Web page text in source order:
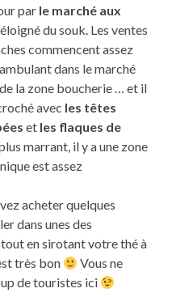
par le marché aux
du souk. Les ventes
commencent assez
dans le marché
la zone boucherie … et il
avec les têtes
et les flaques de
marrant, il y a une zone
est assez
acheter quelques
dans unes des
en sirotant votre thé à
très bon
Vous ne
de touristes ici